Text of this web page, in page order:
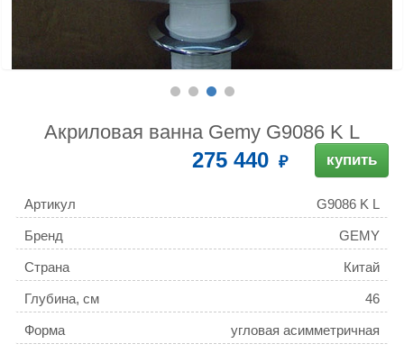
Акриловая ванна Gemy G9086 K L
275 440 купить
Артикул G9086 K L
Бренд GEMY
Страна Китай
Глубина, см 46
Форма угловая асимметричная